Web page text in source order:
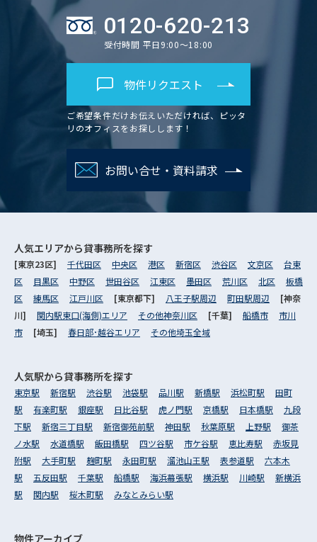
0120-620-213
受付時間 平日9:00～18:00
物件リクエスト
ご希望条件だけお伝えいただければ、ピッタ
リのオフィスをお探しします！
お問い合せ・資料請求
人気エリアから貸事務所を探す
[東京23区] 千代田区 中央区 港区 新宿区 渋谷区 文京区
台東
区
目黒区 中野区 世田谷区 江東区 墨田区 荒川区 北区
板橋
区
練馬区 江戸川区 [東京都下] 八王子駅周辺 町田駅周辺
[神奈
川] 関内駅東口(海側)エリア その他神奈川区 [千葉] 船橋市
市川
市
[埼玉] 春日部･越谷エリア その他埼玉全域
人気駅から貸事務所を探す
東京駅 新宿駅 渋谷駅 池袋駅 品川駅 新橋駅 浜松町駅
田町
駅
有楽町駅 銀座駅 日比谷駅 虎ノ門駅 京橋駅 日本橋駅
九段
下駅
新宿三丁目駅 新宿御苑前駅 神田駅 秋葉原駅 上野駅
御茶
ノ水駅
水道橋駅 飯田橋駅 四ツ谷駅 市ケ谷駅 恵比寿駅
赤坂見
附駅
大手町駅 麹町駅 永田町駅 溜池山王駅 表参道駅
六本木
駅
五反田駅 千葉駅 船橋駅 海浜幕張駅 横浜駅 川崎駅
新横浜
駅
関内駅 桜木町駅 みなとみらい駅
物件アーカイブ